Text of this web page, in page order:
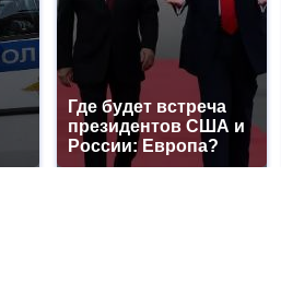
Где будет встреча
президентов США и
России: Европа?